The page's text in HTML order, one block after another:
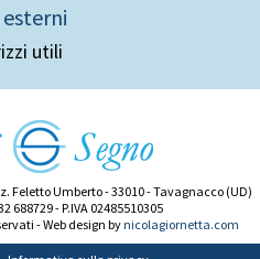
utili
Feletto Umberto - 33010 - Tavagnacco (UD)
688729 - P.IVA 02485510305
- Web design by nicolagiornetta.com